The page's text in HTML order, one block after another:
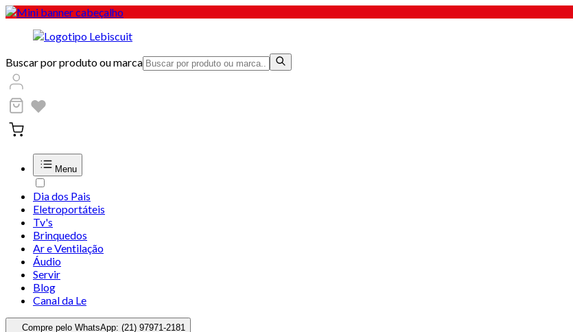
Buscar por produto ou marca
Menu
Dia dos Pais
Eletroportáteis
Tv's
Brinquedos
Ar e Ventilação
Áudio
Servir
Blog
Canal da Le
Compre pelo WhatsApp: (21) 97971-2181